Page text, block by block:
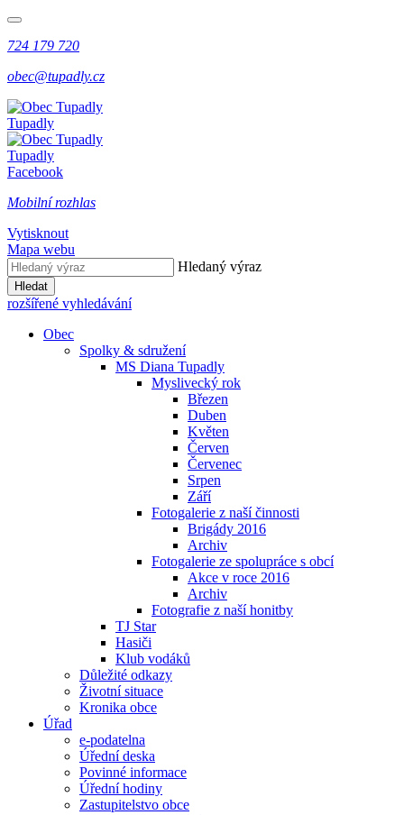
724 179 720
obec@tupadly.cz
Tupadly
Tupadly
Facebook
Mobilní rozhlas
Vytisknout
Mapa webu
Hledaný výraz
Hledat
rozšířené vyhledávání
Obec
Spolky & sdružení
MS Diana Tupadly
Myslivecký rok
Březen
Duben
Květen
Červen
Červenec
Srpen
Září
Fotogalerie z naší činnosti
Brigády 2016
Archiv
Fotogalerie ze spolupráce s obcí
Akce v roce 2016
Archiv
Fotografie z naší honitby
TJ Star
Hasiči
Klub vodáků
Důležité odkazy
Životní situace
Kronika obce
Úřad
e-podatelna
Úřední deska
Povinné informace
Úřední hodiny
Zastupitelstvo obce